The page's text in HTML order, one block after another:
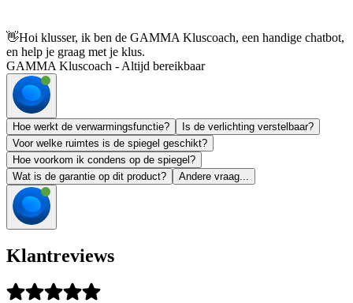
👋Hoi klusser, ik ben de GAMMA Kluscoach, een handige chatbot,
en help je graag met je klus.
GAMMA Kluscoach - Altijd bereikbaar
Hoe werkt de verwarmingsfunctie?
Is de verlichting verstelbaar?
Voor welke ruimtes is de spiegel geschikt?
Hoe voorkom ik condens op de spiegel?
Wat is de garantie op dit product?
Andere vraag...
Klantreviews